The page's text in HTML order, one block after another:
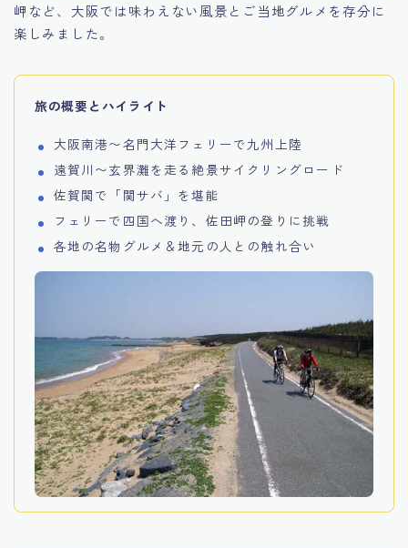
岬など、大阪では味わえない風景とご当地グルメを存分に
楽しみました。
旅の概要とハイライト
大阪南港〜名門大洋フェリーで九州上陸
遠賀川〜玄界灘を走る絶景サイクリングロード
佐賀関で「関サバ」を堪能
フェリーで四国へ渡り、佐田岬の登りに挑戦
各地の名物グルメ＆地元の人との触れ合い